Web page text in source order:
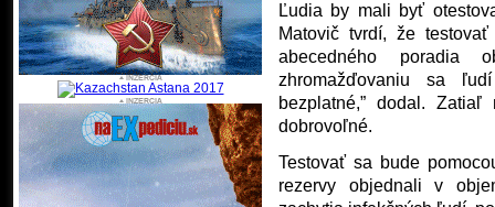
Ľudia by mali byť
Matovič tvrdí, že
abecedného
zhromažďovaniu sa
bezplatné,” dodal.
dobrovoľné.
Testovať sa bude
rezervy objednali v